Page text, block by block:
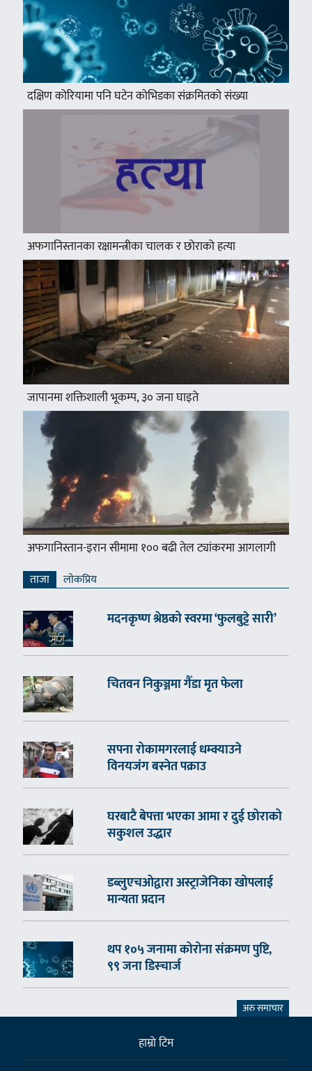
दक्षिण कोरियामा पनि घटेन कोभिडका संक्रमितको संख्या
अफगानिस्तानका रक्षामन्त्रीका चालक र छोराको हत्या
जापानमा शक्तिशाली भूकम्प, ३० जना घाइते
अफगानिस्तान-इरान सीमामा १०० बढी तेल ट्यांकरमा आगलागी
ताजा लाेकप्रिय
मदनकृष्ण श्रेष्ठको स्वरमा ‘फुलबुट्टे सारी’
चितवन निकुञ्जमा गैँडा मृत फेला
सपना रोकामगरलाई धम्क्याउने
विनयजंग बस्नेत पक्राउ
घरबाटै बेपत्ता भएका आमा र दुई छोराको
सकुशल उद्धार
डब्लुएचओद्वारा अस्ट्राजेनिका खोपलाई
मान्यता प्रदान
थप १०५ जनामा कोरोना संक्रमण पुष्टि,
९९ जना डिस्चार्ज
अरु समाचार
हाम्राे टिम